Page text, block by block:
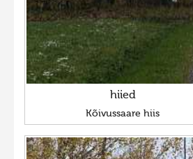
hiied
Kõivussaare hiis